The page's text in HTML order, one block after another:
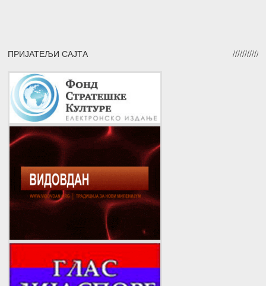
ПРИЈАТЕЉИ САЈТА